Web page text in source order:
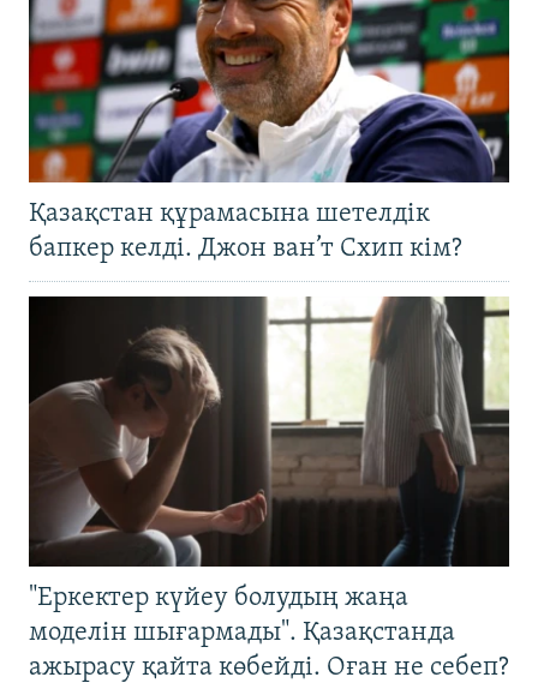
Қазақстан құрамасына шетелдік
бапкер келді. Джон ван’т Схип кім?
"Еркектер күйеу болудың жаңа
моделін шығармады". Қазақстанда
ажырасу қайта көбейді. Оған не себеп?